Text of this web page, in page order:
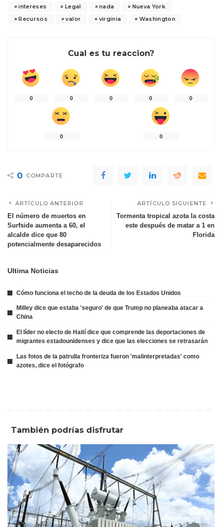
intereses Legal nada
Nueva York
Recursos
valor virginia Washington
Cual es tu reaccion?
0 0 0 0 0
0 0
0 COMPARTE
ARTÍCULO ANTERIOR
El número de muertos en
Surfside aumenta a 60, el
alcalde dice que 80
potencialmente desaparecidos
ARTÍCULO SIGUIENTE
Tormenta tropical azota la costa
este después de matar a 1 en
Florida
Ultima Noticias
Cómo funciona el techo de la deuda de los Estados Unidos
Milley dice que estaba 'seguro' de que Trump no planeaba atacar a
China
El líder no electo de Haití dice que comprende las deportaciones de
migrantes estadounidenses y dice que las elecciones se retrasarán
Las fotos de la patrulla fronteriza fueron 'malinterpretadas' como
azotes, dice el fotógrafo
También podrías disfrutar